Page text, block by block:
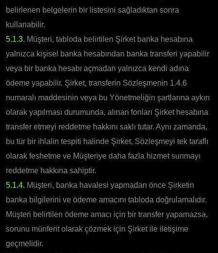
belirlenen belgelerin bir listesini sağladıktan sonra
kullanabilir.
5.1.3. Müşteri, tabloda belirtilen Şirket banka hesabına
yalnızca kişisel banka hesabından banka transferi yapabilir
veya bir banka hesabı açmadan yalnızca kendi adına
ödeme yapabilir. Şirket, transferin Sözleşmenin 1.4.6
numaralı maddesinin veya bu Yönetmeliğin şartlarına aykırı
olarak yapılması durumunda, alınan fonları Şirket hesabına
transfer etmeyi reddetme hakkını saklı tutar. Aynı zamanda,
bu tür bir ihlalin tespiti halinde Şirket, Sözleşmeyi tek taraflı
olarak feshetme ve Müşteriye daha fazla hizmet sunmayı
reddetme hakkına sahiptir.
5.1.4. Müşteri, banka havalesi yapmadan önce Şirketin
banka bilgilerini ve ödeme amacını tabloda doğrulamalıdır.
Müşteri belirtilen ödeme amacı için bir transfer yapamazsa,
sorunu münferit olarak çözmek için Şirket ile iletişime
geçmelidir.